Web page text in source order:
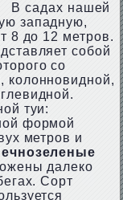
В садах нашей
западную,
8 до 12 метров.
собой
со
колонновидной,
туи:
формой
метров и
далеко
Сорт